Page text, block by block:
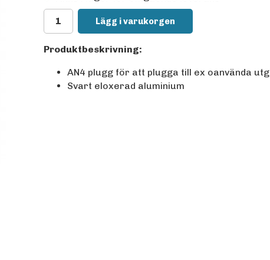
Lägg i varukorgen
Produktbeskrivning:
AN4 plugg för att plugga till ex oanvända
Svart eloxerad aluminium